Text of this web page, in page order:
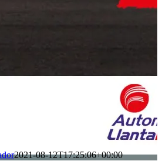
2021-08-12T17:25:06+00:00